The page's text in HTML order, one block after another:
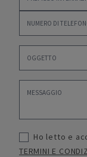
Ho letto e
TERMINI E